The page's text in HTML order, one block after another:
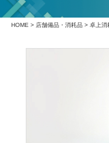
HOME > 店舗備品・消耗品> 卓上消